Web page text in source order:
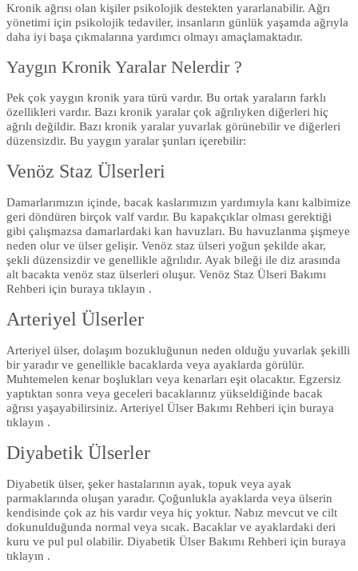
Kronik ağrısı olan kişiler psikolojik destekten yararlanabilir. Ağrı
yönetimi için psikolojik tedaviler, insanların günlük yaşamda ağrıyla
daha iyi başa çıkmalarına yardımcı olmayı amaçlamaktadır.
Yaygın Kronik Yaralar Nelerdir ?
Pek çok yaygın kronik yara türü vardır. Bu ortak yaraların farklı
özellikleri vardır. Bazı kronik yaralar çok ağrılıyken diğerleri hiç
ağrılı değildir. Bazı kronik yaralar yuvarlak görünebilir ve diğerleri
düzensizdir. Bu yaygın yaralar şunları içerebilir:
Venöz Staz Ülserleri
Damarlarımızın içinde, bacak kaslarımızın yardımıyla kanı kalbimize
geri döndüren birçok valf vardır. Bu kapakçıklar olması gerektiği
gibi çalışmazsa damarlardaki kan havuzları. Bu havuzlanma şişmeye
neden olur ve ülser gelişir. Venöz staz ülseri yoğun şekilde akar,
şekli düzensizdir ve genellikle ağrılıdır. Ayak bileği ile diz arasında
alt bacakta venöz staz ülserleri oluşur. Venöz Staz Ülseri Bakımı
Rehberi için buraya tıklayın .
Arteriyel Ülserler
Arteriyel ülser, dolaşım bozukluğunun neden olduğu yuvarlak şekilli
bir yaradır ve genellikle bacaklarda veya ayaklarda görülür.
Muhtemelen kenar boşlukları veya kenarları eşit olacaktır. Egzersiz
yaptıktan sonra veya geceleri bacaklarınız yükseldiğinde bacak
ağrısı yaşayabilirsiniz. Arteriyel Ülser Bakımı Rehberi için buraya
tıklayın .
Diyabetik Ülserler
Diyabetik ülser, şeker hastalarının ayak, topuk veya ayak
parmaklarında oluşan yaradır. Çoğunlukla ayaklarda veya ülserin
kendisinde çok az his vardır veya hiç yoktur. Nabız mevcut ve cilt
dokunulduğunda normal veya sıcak. Bacaklar ve ayaklardaki deri
kuru ve pul pul olabilir. Diyabetik Ülser Bakımı Rehberi için buraya
tıklayın .